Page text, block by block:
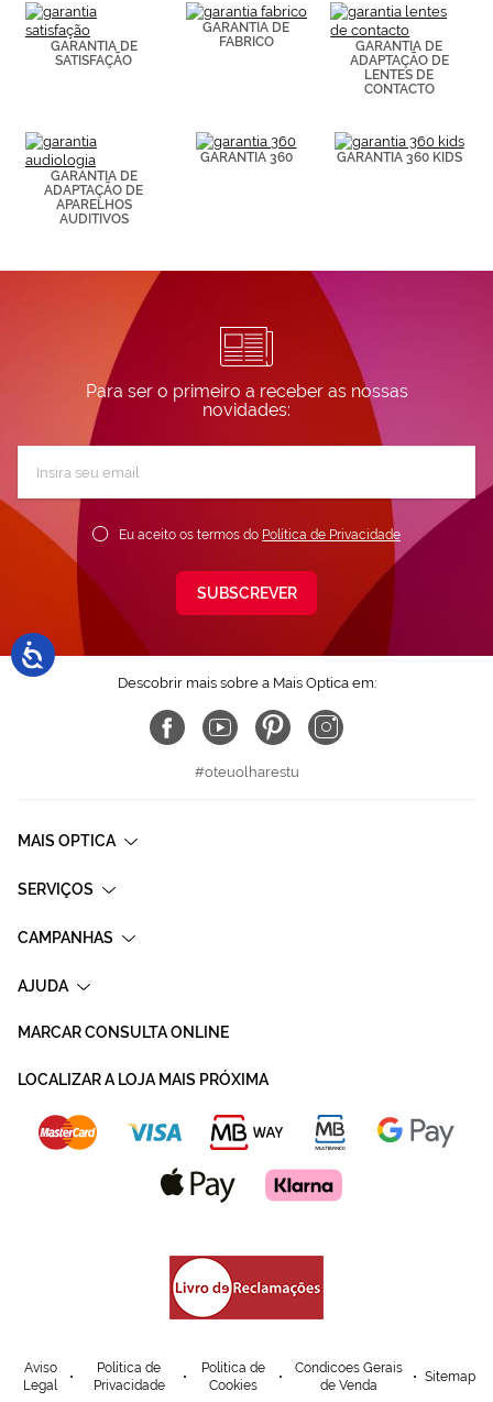
Puedes
consultar más
información en
nuestra
GARANTIA DE
SATISFAÇÃO
GARANTIA DE
FABRICO
GARANTIA DE
ADAPTAÇÃO DE
LENTES DE
CONTACTO
GARANTIA DE
ADAPTAÇÃO DE
APARELHOS
AUDITIVOS
GARANTIA 360 GARANTIA 360 KIDS
Para ser o primeiro a receber as nossas
novidades:
Newsletter:
Eu aceito os termos do Política de Privacidade
SUBSCREVER
Descobrir mais sobre a Mais Optica em:
#oteuolharestu
MAIS OPTICA
SERVIÇOS
CAMPANHAS
AJUDA
MARCAR CONSULTA ONLINE
LOCALIZAR A LOJA MAIS PRÓXIMA
Aviso
Legal
Política de
Privacidade
Política de
Cookies
Condicoes Gerais
de Venda
Sitemap